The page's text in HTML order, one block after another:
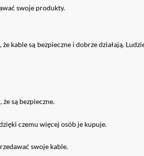
swoje produkty.
kable są bezpieczne i dobrze działają.
są bezpieczne.
czemu więcej osób je kupuje.
swoje kable.